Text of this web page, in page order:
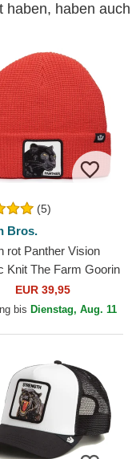
haben, haben auch
(5)
Bros.
rot Panther Vision
Knit The Farm Goorin
EUR 39,95
bis Dienstag, Aug. 11